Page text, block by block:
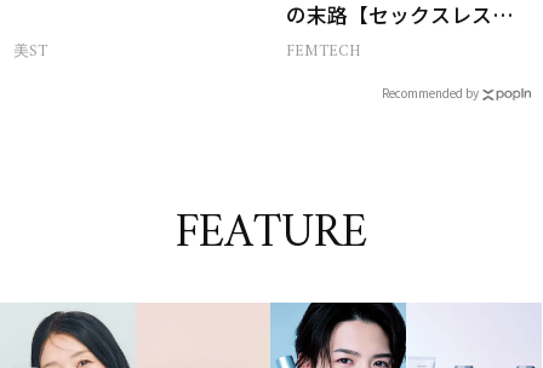
美ST
の末路【セックスレス
AND THE CITY -女たちの
FEMTECH
Recommended by
FEATURE